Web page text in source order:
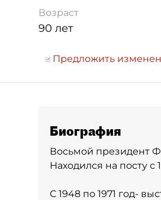
Возраст
90 лет
Предложить
Биография
Восьмой президент
Находился на посту с
С 1948 по 1971 год-